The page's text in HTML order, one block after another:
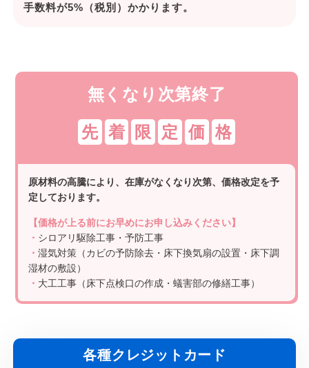
手数料が5%（税別）かかります。
無くなり次第終了
先 着 限 定 価 格
原材料の高騰により、在庫がなくなり次第、価格改定を予
定しております。
【価格が上る前にお早めにお申し込みください】
・ シロアリ駆除工事・予防工事
・湿気対策（カビの予防除去・床下換気扇の設置・床下調
湿材の敷設）
・ 大工工事（床下点検口の作成・蟻害部の修繕工事）
各種クレジットカード